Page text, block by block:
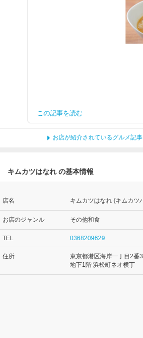
この記事を読む
お店が紹介されているグルメ記
キムカツはなれ の基本情報
店名 キムカツはなれ (キムカツ
お店のジャンル その他和食
TEL 0368209629
住所
東京都港区海岸一丁目2
地下1階 浜松町ネオ横丁